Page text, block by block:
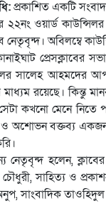
প্রকাশিত একটি
২২নং ওয়ার্ড
নেতৃবৃন্দ। অবিলম্বে
প্রেসক্লাবের
সালেহ আহমদের
মাধ্যম রয়েছে। কিন্তু
কখনো মেনে
অশোভন বক্তব্য একজন
নেতৃবৃন্দ হলেন,
সাহিত্য ও
সাংবাদিক